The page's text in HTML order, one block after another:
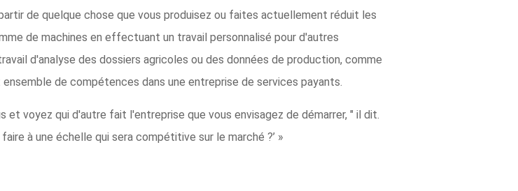
de quelque chose que vous produisez ou faites actuellement réduit les
de machines en effectuant un travail personnalisé pour d'autres
d'analyse des dossiers agricoles ou des données de production, comme
de compétences dans une entreprise de services payants.
et voyez qui d'autre fait l'entreprise que vous envisagez de démarrer, " il dit.
à une échelle qui sera compétitive sur le marché ?’ »